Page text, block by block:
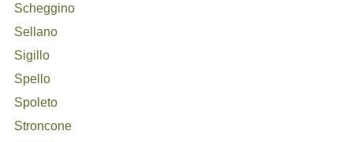
Scheggino
Sellano
Sigillo
Spello
Spoleto
Stroncone